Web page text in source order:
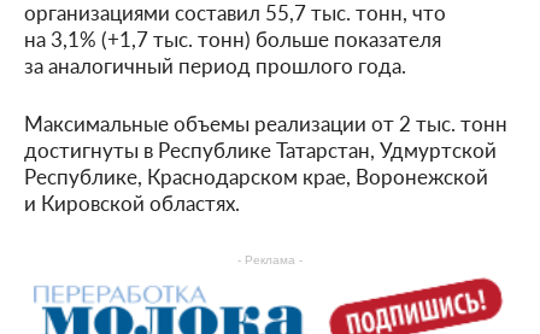
организациями составил 55,7 тыс. тонн, что
на 3,1% (+1,7 тыс. тонн) больше показателя
за аналогичный период прошлого года.
Максимальные объемы реализации от 2 тыс. тонн
достигнуты в Республике Татарстан, Удмуртской
Республике, Краснодарском крае, Воронежской
и Кировской областях.
- Реклама -